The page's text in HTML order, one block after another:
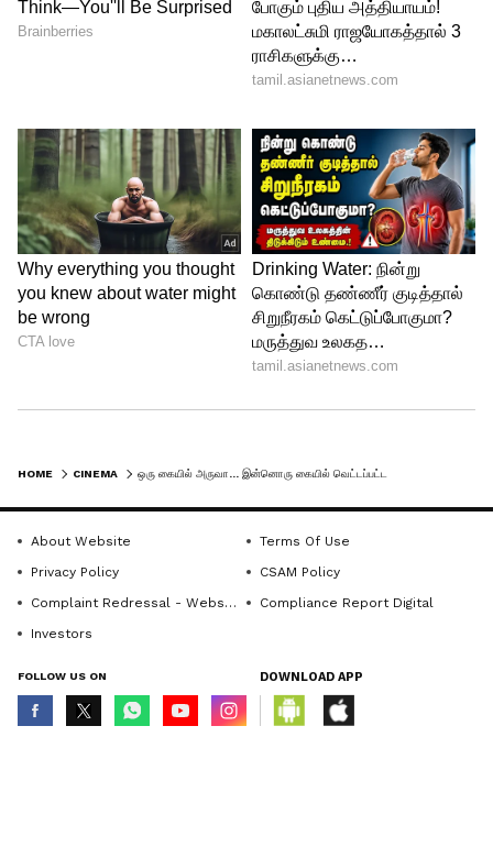
HOME CINEMA
About Website
Terms Of Use
Privacy Policy
CSAM Policy
Complaint Redressal - Website
Compliance Report Digital
Investors
FOLLOW US ON DOWNLOAD APP